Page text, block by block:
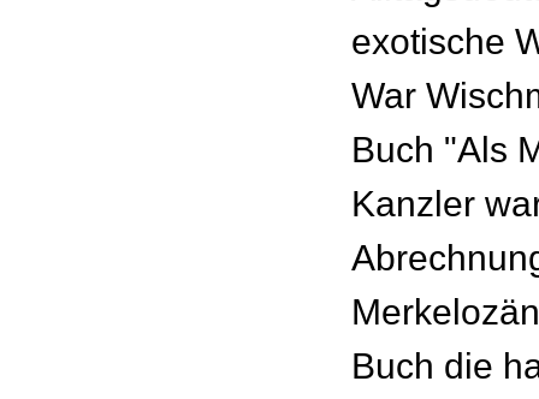
exotische
War
Buch "Als
Kanzler
Buch die